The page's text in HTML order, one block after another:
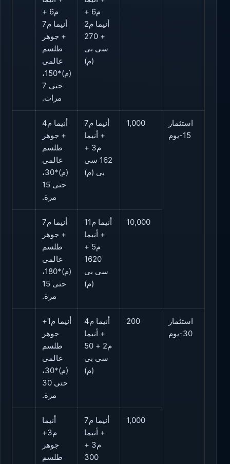
م6 +
أنيما م2
+ 270
سى بى
(م)
م6 +
أنيما م7
+ جوهر
طلسم
عالمى
(م)*150،
حتى 7
مرات.
استثمار
15-يوم
1,000
أنيما م7
+ أنيما
م3 +
162 سى
بى (م)
أنيما م4
+ جوهر
طلسم
عالمى
(م)*30،
حتى 15
مرة.
10,000
أنيما م11
+ أنيما
م5 +
1620
سى بى
(م)
أنيما م7
+ جوهر
طلسم
عالمى
(م)*180،
حتى 15
مرة.
استثمار
30-يوم
200
أنيما م4
+ أنيما
م2 + 50
سى بى
(م)
أنيما م1+
جوهر
طلسم
عالمى
(م)*30،
حتى 30
مرة.
1,000
أنيما م7
+ أنيما
م3 +
300
أنيما
م3+
جوهر
طلسم